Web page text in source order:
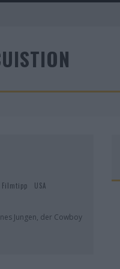
Filmtipp
USA
Jungen, der Cowboy